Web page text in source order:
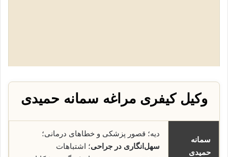
وکیل کیفری مراغه سمانه حمیدی
سمانه
حمیدی
دیه؛ قصور پزشکی و خطاهای درمانی؛
سهل‌انگاری در جراحی؛ اشتباهات